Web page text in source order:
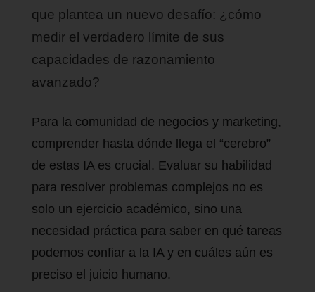
que plantea un nuevo desafío: ¿cómo
medir el verdadero límite de sus
capacidades de razonamiento
avanzado?
Para la comunidad de negocios y marketing,
comprender hasta dónde llega el “cerebro”
de estas IA es crucial. Evaluar su habilidad
para resolver problemas complejos no es
solo un ejercicio académico, sino una
necesidad práctica para saber en qué tareas
podemos confiar a la IA y en cuáles aún es
preciso el juicio humano.